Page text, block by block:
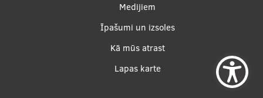
Medijiem
Īpašumi un izsoles
Kā mūs atrast
Lapas karte